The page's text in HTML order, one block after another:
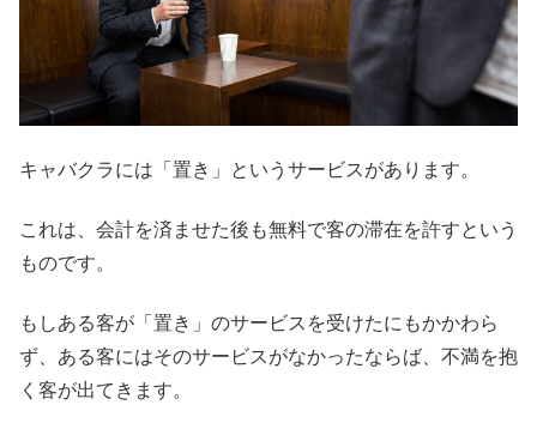
キャバクラには「置き」というサービスがあります。
これは、会計を済ませた後も無料で客の滞在を許すという
ものです。
もしある客が「置き」のサービスを受けたにもかかわら
ず、ある客にはそのサービスがなかったならば、不満を抱
く客が出てきます。